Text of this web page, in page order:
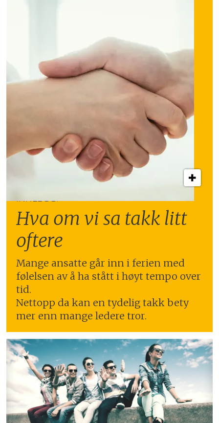
INNLEGG:
Hva om vi sa takk litt
oftere
Mange ansatte går inn i ferien med
følelsen av å ha stått i høyt tempo over
tid.
Nettopp da kan en tydelig takk bety
mer enn mange ledere tror.